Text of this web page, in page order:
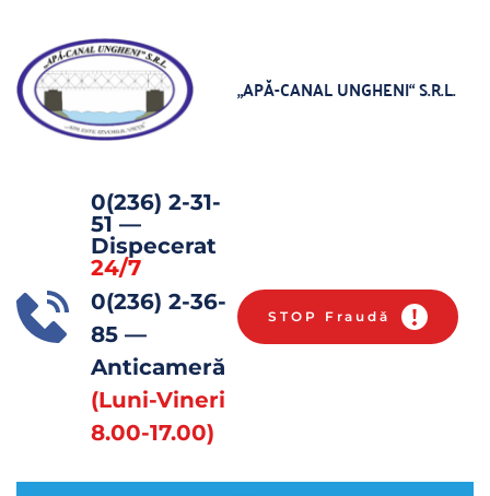
„APĂ-CANAL UNGHENI“ S.R.L.
0(236) 2-31-
51 —
24/7
0(236) 2-36-
85 —
(Luni-Vineri
8.00-17.00)
STOP Fraudă